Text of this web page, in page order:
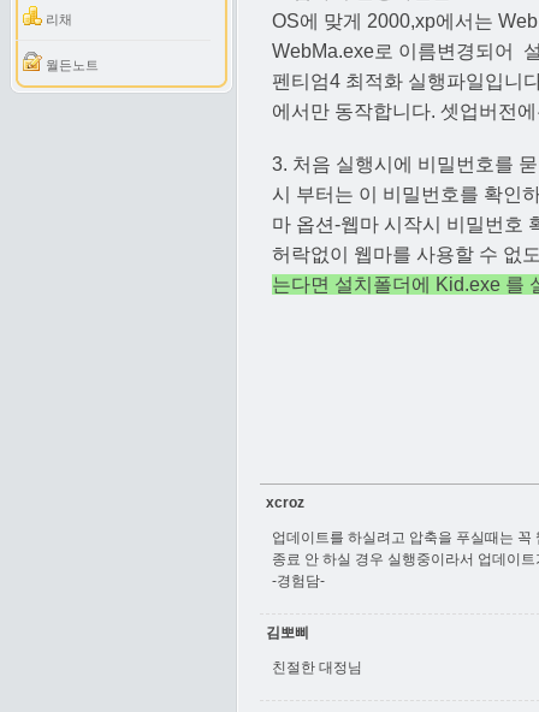
리채
월든노트
OS에 맞게 2000,xp에서는
WebMa.exe로 이름변경되어
펜티엄4 최적화 실행파일입니
에서만 동작합니다. 셋업버전
3. 처음 실행시에 비밀번호를
시 부터는 이 비밀번호를 확인
마 옵션-웹마 시작시 비밀번호
허락없이 웹마를 사용할 수 없
는다면 설치폴더에 Kid.exe 를
xcroz
업데이트를 하실려고 압축을 푸실때는
종료 안 하실 경우 실행중이라서 업데이
-경험담-
김뽀삐
친절한 대정님